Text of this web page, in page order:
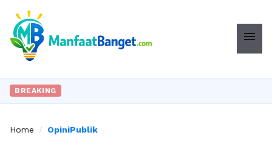
menu
BREAKING
Home / OpiniPublik